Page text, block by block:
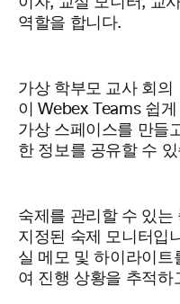
역할을 합니다.
가상 학부모 교사 회의
이 Webex Teams 쉽
가상 스페이스를 만들
한 정보를 공유할 수
숙제를 관리할 수 있는
지정된 숙제 모니터입
실 메모 및 하이라이
여 진행 상황을 추적하